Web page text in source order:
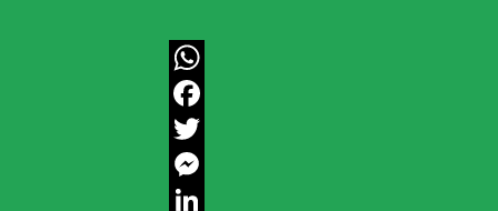
WhatsApp
Facebook
Twitter
Messenger